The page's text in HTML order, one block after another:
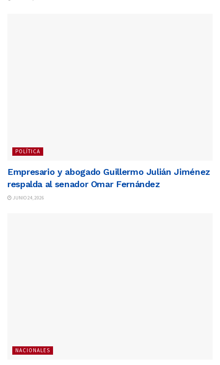
POLÍTICA
Empresario y abogado Guillermo Julián Jiménez
respalda al senador Omar Fernández
JUNIO 24, 2026
NACIONALES